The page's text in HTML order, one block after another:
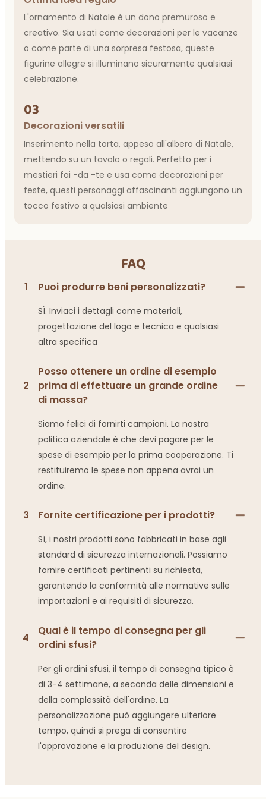
L'ornamento di Natale è un dono premuroso e
creativo. Sia usati come decorazioni per le vacanze
o come parte di una sorpresa festosa, queste
figurine allegre si illuminano sicuramente qualsiasi
celebrazione.
03
Decorazioni versatili
Inserimento nella torta, appeso all'albero di Natale,
mettendo su un tavolo o regali. Perfetto per i
mestieri fai -da -te e usa come decorazioni per
feste, questi personaggi affascinanti aggiungono un
tocco festivo a qualsiasi ambiente
FAQ
1 Puoi produrre beni personalizzati?
SÌ. Inviaci i dettagli come materiali,
progettazione del logo e tecnica e qualsiasi
altra specifica
2
Posso ottenere un ordine di esempio
prima di effettuare un grande ordine
di massa?
Siamo felici di fornirti campioni. La nostra
politica aziendale è che devi pagare per le
spese di esempio per la prima cooperazione. Ti
restituiremo le spese non appena avrai un
ordine.
3 Fornite certificazione per i prodotti?
Sì, i nostri prodotti sono fabbricati in base agli
standard di sicurezza internazionali. Possiamo
fornire certificati pertinenti su richiesta,
garantendo la conformità alle normative sulle
importazioni e ai requisiti di sicurezza.
4
Qual è il tempo di consegna per gli
ordini sfusi?
Per gli ordini sfusi, il tempo di consegna tipico è
di 3-4 settimane, a seconda delle dimensioni e
della complessità dell'ordine. La
personalizzazione può aggiungere ulteriore
tempo, quindi si prega di consentire
l'approvazione e la produzione del design.